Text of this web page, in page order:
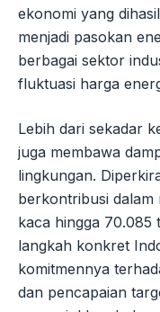
ekonomi yang
menjadi pasokan
berbagai sektor
fluktuasi harga
Lebih dari sekadar
juga membawa
lingkungan.
berkontribusi dalam
kaca hingga 70.085
langkah konkret
komitmennya
dan pencapaian